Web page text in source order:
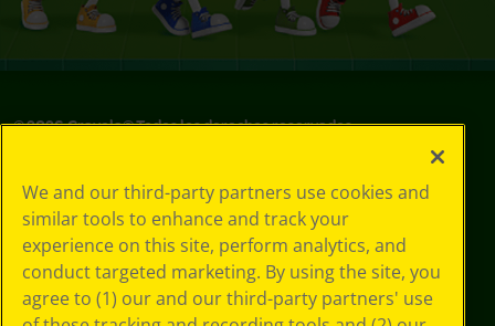
©2026Crayola® Todos los derechos reservados.
de privacidad
Política de
privacidad
Términos de SMS
GDPR
Aviso de
We and our third-party partners use cookies and
similar tools to enhance and track your
experience on this site, perform analytics, and
conduct targeted marketing. By using the site, you
agree to (1) our and our third-party partners' use